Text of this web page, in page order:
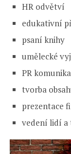
HR odvětví
edukativní
psaní knihy
umělecké
PR
tvorba
prezentace
vedení lidí a